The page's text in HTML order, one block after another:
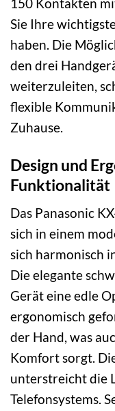
Sie Ihre
haben. Die
den drei
weiterzuleiten,
flexible
Zuhause.
Design und
Funktionalität
Das Panasonic
sich in einem
sich harmonisch
Die elegante
Gerät eine edle
ergonomisch
der Hand, was
Komfort sorgt.
unterstreicht die
Telefonsystems.